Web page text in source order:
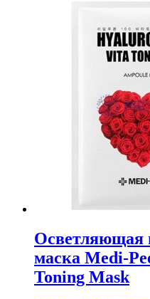
Осветляющая
маска Medi-
Toning Mask